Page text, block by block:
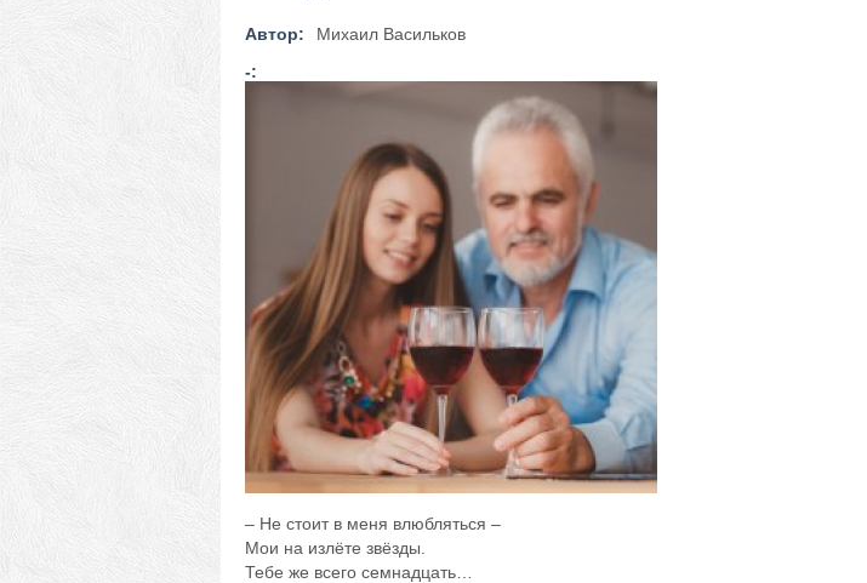
Автор:
Михаил Васильков
-:
– Не стоит в меня влюбляться –
Мои на излёте звёзды.
Тебе же всего семнадцать…